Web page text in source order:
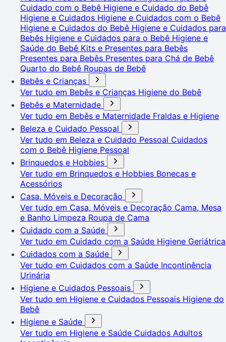
Cuidado com o Bebê Higiene e Cuidado do Bebê
Higiene e Cuidados Higiene e Cuidados com o Bebê
Higiene e Cuidados do Bebê Higiene e Cuidados para
Bebês Higiene e Cuidados para o Bebê Higiene e
Saúde do Bebê Kits e Presentes para Bebês
Presentes para Bebês Presentes para Chá de Bebê
Quarto do Bebê Roupas de Bebê
Bebês e Crianças
Ver tudo em Bebês e Crianças Higiene do Bebê
Bebês e Maternidade
Ver tudo em Bebês e Maternidade Fraldas e Higiene
Beleza e Cuidado Pessoal
Ver tudo em Beleza e Cuidado Pessoal Cuidados
com o Bebê Higiene Pessoal
Brinquedos e Hobbies
Ver tudo em Brinquedos e Hobbies Bonecas e
Acessórios
Casa, Móveis e Decoração
Ver tudo em Casa, Móveis e Decoração Cama, Mesa
e Banho Limpeza Roupa de Cama
Cuidado com a Saúde
Ver tudo em Cuidado com a Saúde Higiene Geriátrica
Cuidados com a Saúde
Ver tudo em Cuidados com a Saúde Incontinência
Urinária
Higiene e Cuidados Pessoais
Ver tudo em Higiene e Cuidados Pessoais Higiene do
Bebê
Higiene e Saúde
Ver tudo em Higiene e Saúde Cuidados Adultos